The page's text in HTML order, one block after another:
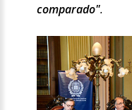
comparado".